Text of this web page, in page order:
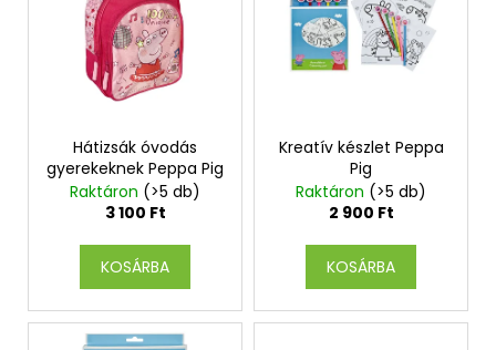
j
Hátizsák óvodás
gyerekeknek Peppa Pig
Raktáron (>5 db)
3 100 Ft
KOSÁRBA
Kreatív készlet Peppa
Pig
Raktáron (>5 db)
2 900 Ft
KOSÁRBA